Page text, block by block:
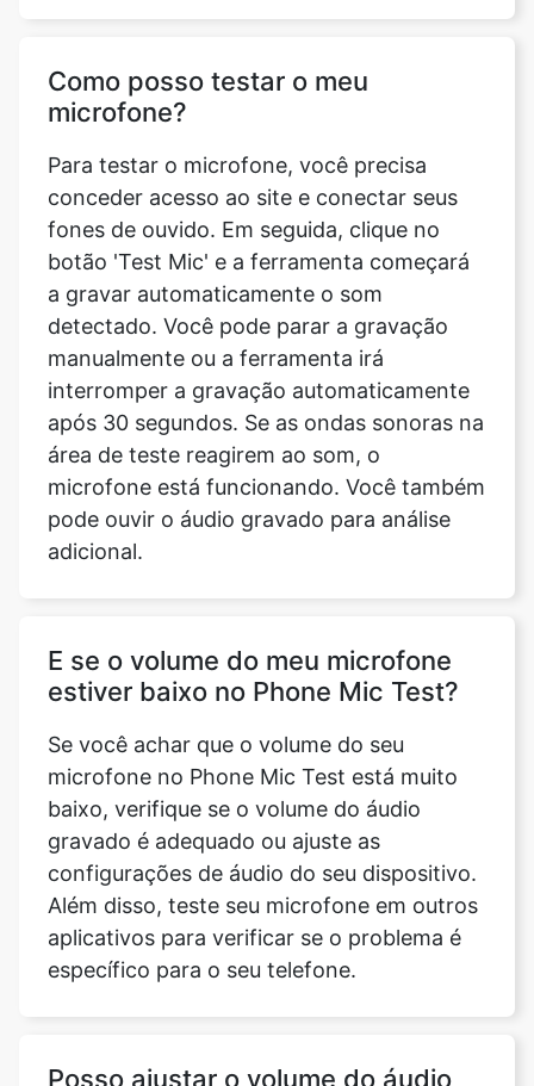
Como posso testar o meu
microfone?
Para testar o microfone, você precisa
conceder acesso ao site e conectar seus
fones de ouvido. Em seguida, clique no
botão 'Test Mic' e a ferramenta começará
a gravar automaticamente o som
detectado. Você pode parar a gravação
manualmente ou a ferramenta irá
interromper a gravação automaticamente
após 30 segundos. Se as ondas sonoras na
área de teste reagirem ao som, o
microfone está funcionando. Você também
pode ouvir o áudio gravado para análise
adicional.
E se o volume do meu microfone
estiver baixo no Phone Mic Test?
Se você achar que o volume do seu
microfone no Phone Mic Test está muito
baixo, verifique se o volume do áudio
gravado é adequado ou ajuste as
configurações de áudio do seu dispositivo.
Além disso, teste seu microfone em outros
aplicativos para verificar se o problema é
específico para o seu telefone.
Posso ajustar o volume do áudio